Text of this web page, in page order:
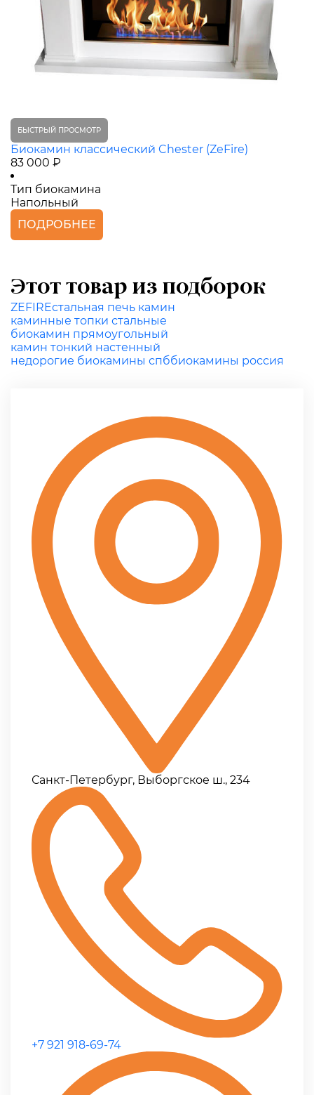
БЫСТРЫЙ ПРОСМОТР
Биокамин классический Chester (ZeFire)
83 000 ₽
Тип биокамина
Напольный
ПОДРОБНЕЕ
Этот товар из подборок
ZEFIREстальная печь камин
каминные топки стальные
биокамин прямоугольный
камин тонкий настенный
недорогие биокамины спббиокамины россия
Санкт-Петербург, Выборгское ш., 234
+7 921 918-69-74